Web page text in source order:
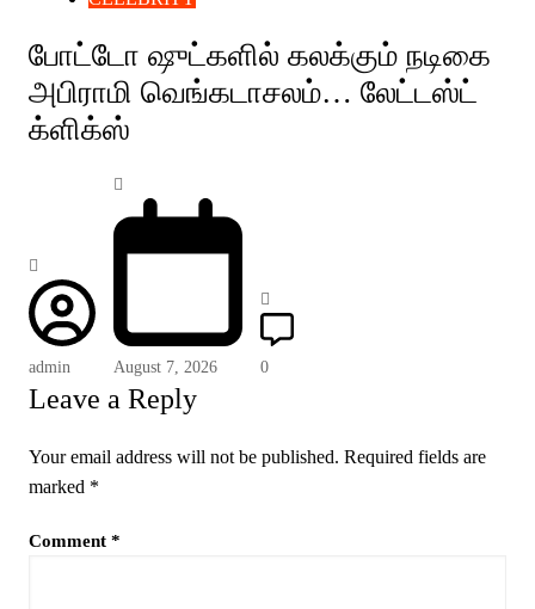
போட்டோ ஷுட்களில் கலக்கும் நடிகை
அபிராமி வெங்கடாசலம்… லேட்டஸ்ட்
க்ளிக்ஸ்
admin August 7, 2026 0
Leave a Reply
Your email address will not be published. Required fields are
marked *
Comment *